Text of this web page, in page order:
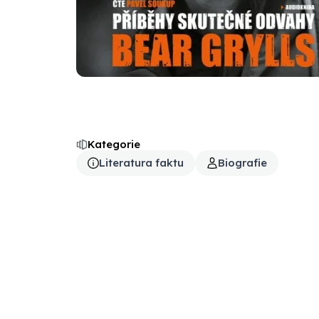
Kategorie
Literatura faktu
Biografie